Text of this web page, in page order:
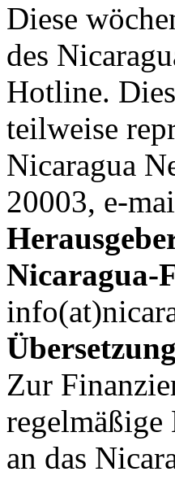
Diese
des
Hotline.
teilweise
Nicaragua
20003, e-
Nicaragua-
Zur
an das